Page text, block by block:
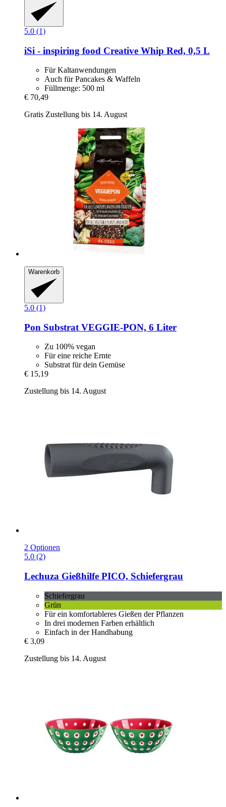
5.0 (1)
iSi - inspiring food Creative Whip Red, 0,5 L
Für Kaltanwendungen
Auch für Pancakes & Waffeln
Füllmenge: 500 ml
€ 70,49
Gratis Zustellung bis 14. August
Warenkorb
5.0 (1)
Pon Substrat VEGGIE-​PON, 6 Liter
Zu 100% vegan
Für eine reiche Ernte
Substrat für dein Gemüse
€ 15,19
Zustellung bis 14. August
2 Optionen
5.0 (2)
Lechuza Gießhilfe PICO, Schiefergrau
Schiefergrau
Grün
Für ein komfortableres Gießen der Pflanzen
In drei modernen Farben erhältlich
Einfach in der Handhabung
€ 3,09
Zustellung bis 14. August